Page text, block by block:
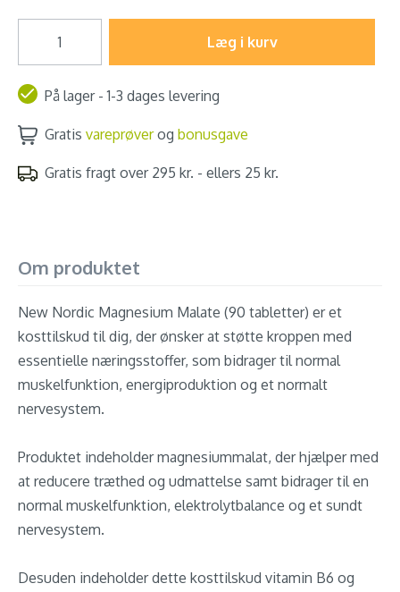
Læg i kurv
På lager - 1-3 dages levering
Gratis vareprøverog bonusgave
Gratis fragt over 295 kr. - ellers 25 kr.
Om produktet
New Nordic Magnesium Malate (90 tabletter) er et
kosttilskud til dig, der ønsker at støtte kroppen med
essentielle næringsstoffer, som bidrager til normal
muskelfunktion, energiproduktion og et normalt
nervesystem.
Produktet indeholder magnesiummalat, der hjælper med
at reducere træthed og udmattelse samt bidrager til en
normal muskelfunktion, elektrolytbalance og et sundt
nervesystem.
Desuden indeholder dette kosttilskud vitamin B6 og